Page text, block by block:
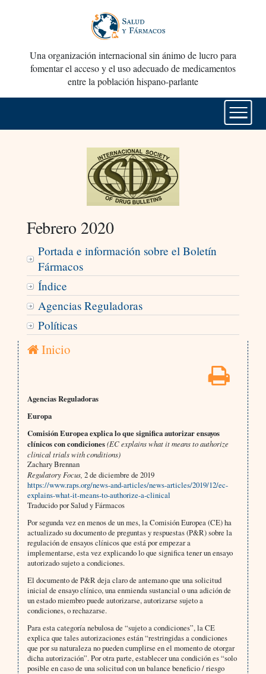
Una organización internacional sin ánimo de lucro para
fomentar el acceso y el uso adecuado de medicamentos
entre la población hispano-parlante
Febrero 2020
Portada e información sobre el Boletín
Fármacos
Índice
Agencias Reguladoras
Políticas
Inicio
Agencias Reguladoras
Europa
Comisión Europea explica lo que significa autorizar ensayos
clínicos con condiciones(EC explains what it means to authorize
clinical trials with conditions)
Zachary Brennan
Regulatory Focus, 2 de diciembre de 2019
https://www.raps.org/news-and-articles/news-articles/2019/12/ec-
explains-what-it-means-to-authorize-a-clinical
Traducido por Salud y Fármacos
Por segunda vez en menos de un mes, la Comisión Europea (CE) ha
actualizado su documento de preguntas y respuestas (P&R) sobre la
regulación de ensayos clínicos que está por empezar a
implementarse, esta vez explicando lo que significa tener un ensayo
autorizado sujeto a condiciones.
El documento de P&R deja claro de antemano que una solicitud
inicial de ensayo clínico, una enmienda sustancial o una adición de
un estado miembro puede autorizarse, autorizarse sujeto a
condiciones, o rechazarse.
Para esta categoría nebulosa de “sujeto a condiciones”, la CE
explica que tales autorizaciones están “restringidas a condiciones
que por su naturaleza no pueden cumplirse en el momento de otorgar
dicha autorización”. Por otra parte, establecer una condición es “solo
posible en caso de una solicitud con un balance beneficio / riesgo